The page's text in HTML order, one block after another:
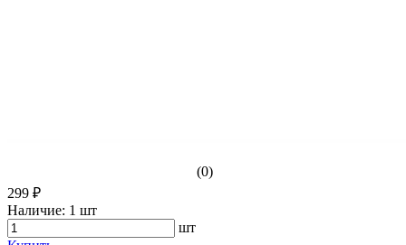
(0)
299 ₽
Наличие: 1 шт
шт